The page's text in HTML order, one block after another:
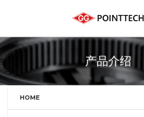
产品介绍
HOME